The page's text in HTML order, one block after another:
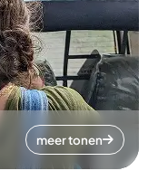
meer tonen